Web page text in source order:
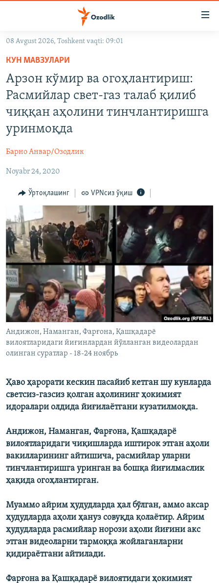
Асосий
навигацияга
ўтинг
Қидиришга
ўтинг
OZODARXIV
На русском
Озодлик бошқа тилларда
08 Avgust 2026, Toshkent vaqti: 09:01
КУН МАВЗУЛАРИ
Арзон кўмир ва огоҳлантириш:
Расмийлар свет-газ талаб қилиб
чиққан аҳолини тинчлантиришга
уринмоқда
Барно Анвар/Озодлик
Noyabr 24, 2020
Ўртоқлашинг VPNсиз ўқиш
Андижон, Наманган, Фарғона, Қашқадарё
вилоятларидаги йиғинлардан йўлланган видеолардан
олинган суратлар - 18-24 ноябрь
Ҳаво ҳарорати кескин пасайиб кетган шу кунларда
светсиз-газсиз қолган аҳолининг ҳокимият
идоралари олдида йиғилаётгани кузатилмоқда.
Андижон, Наманган, Фарғона, Қашқадарё
вилоятларидаги чиқишларда иштирок этган аҳоли
вакилларининг айтишича, расмийлар уларни
тинчлантиришга уринган ва бошқа йиғилмаслик
ҳақида огоҳлантирган.
Муаммо айрим ҳудудларда ҳал бўлган, аммо аксар
ҳудудларда аҳоли ҳануз совуқда қолаётир. Айрим
ҳудудларда расмийлар норози аҳоли йиғини акс
этган видеоларни тармоққа жойлаганларни
қидираётгани айтилади.
Фарғона ва Қашқадарё вилоятидаги ҳокимият